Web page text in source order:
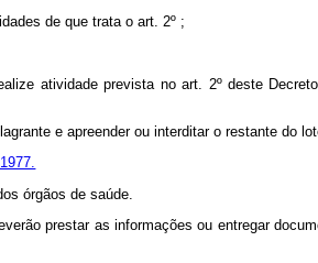
de que trata o art. 2º ;
atividade prevista no art. 2º deste
e apreender ou interditar o restante do
órgãos de saúde.
prestar as informações ou entregar